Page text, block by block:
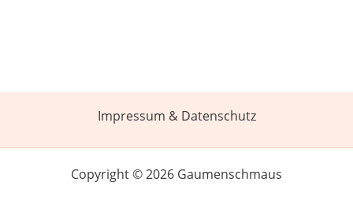
Impressum & Datenschutz
Copyright © 2026 Gaumenschmaus